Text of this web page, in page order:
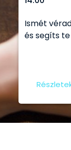
Ismét
és segíts te